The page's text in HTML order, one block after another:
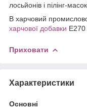
лосьйонів і пілінг-масок.
В харчовий
харчової добавки Е270
Приховати
Характеристики
Основні